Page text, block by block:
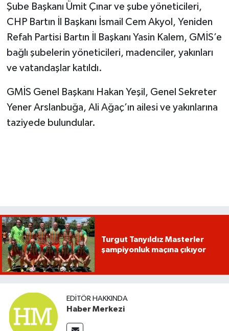
Şube Başkanı Ümit Çınar ve şube yöneticileri,
CHP Bartın İl Başkanı İsmail Cem Akyol, Yeniden
Refah Partisi Bartın İl Başkanı Yasin Kalem, GMİS’e
bağlı şubelerin yöneticileri, madenciler, yakınları
ve vatandaşlar katıldı.
GMİS Genel Başkanı Hakan Yeşil, Genel Sekreter
Yener Arslanbuğa, Ali Ağaç’ın ailesi ve yakınlarına
taziyede bulundular.
Turgut Tanyıldız Masterler
şampiyonluk maçına çıkıyor
EDITÖR HAKKINDA
Haber Merkezi